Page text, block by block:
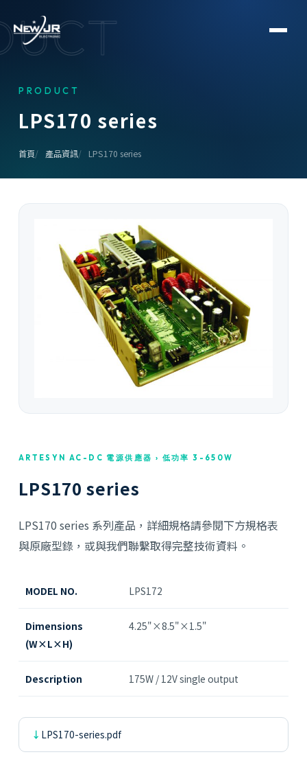
PRODUCT
LPS170 series
首頁 產品資訊 LPS170 series
ARTESYN AC-DC 電源供應器 › 低功率 3-650W
LPS170 series
LPS170 series 系列產品，詳細規格請參閱下方規格表
與原廠型錄，或與我們聯繫取得完整技術資料。
MODEL NO. LPS172
Dimensions
(W×L×H)
4.25"×8.5"×1.5"
Description 175W / 12V single output
LPS170-series.pdf